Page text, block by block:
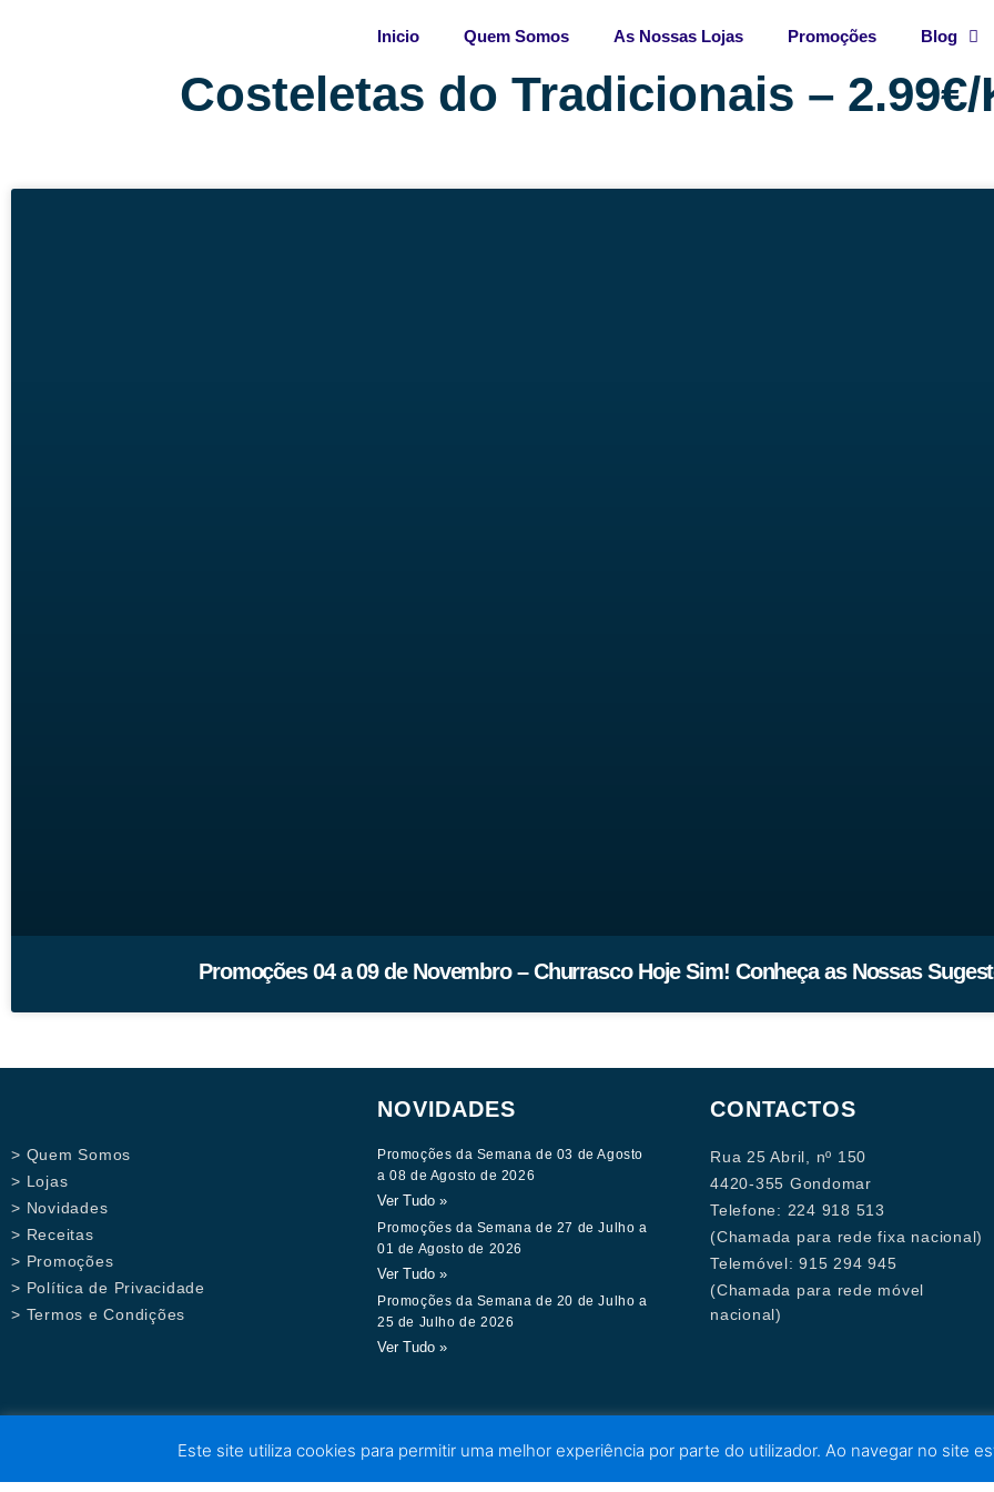
Inicio Quem Somos As Nossas Lojas Promoções Blog
Costeletas do Tradicionais –
Promoções 04 a 09 de Novembro – Churrasco Hoje Sim! Conheça as Nossas
> Quem Somos
> Lojas
> Novidades
> Receitas
> Promoções
> Política de Privacidade
> Termos e Condições
NOVIDADES
Promoções da Semana de 03 de Agosto
a 08 de Agosto de 2026
Ver Tudo »
Promoções da Semana de 27 de Julho a
01 de Agosto de 2026
Ver Tudo »
Promoções da Semana de 20 de Julho a
25 de Julho de 2026
Ver Tudo »
CONTACTOS
Rua 25 Abril, nº 150
4420-355 Gondomar
Telefone: 224 918 513
(Chamada para rede fixa nacional)
Telemóvel: 915 294 945
(Chamada para rede móvel
nacional)
Este site utiliza cookies para permitir uma melhor experiência por parte do utilizador. Ao navegar no site